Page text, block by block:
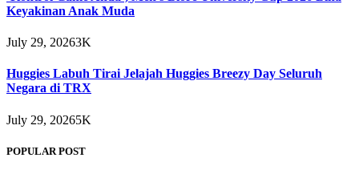
Keyakinan Anak Muda
July 29, 20263K
Huggies Labuh Tirai Jelajah Huggies Breezy Day Seluruh
Negara di TRX
July 29, 20265K
POPULAR POST